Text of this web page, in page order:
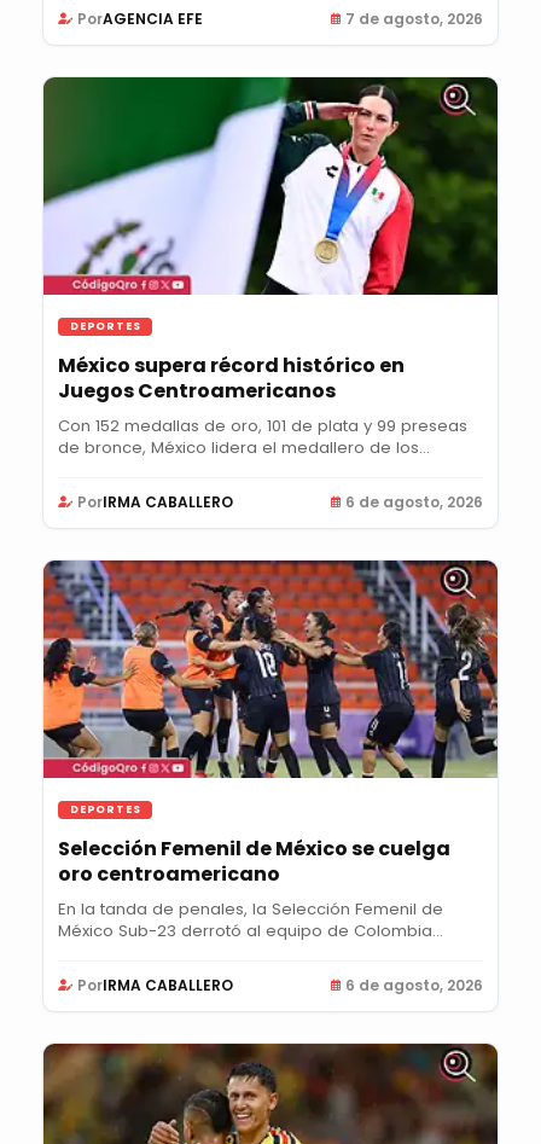
PorAGENCIA EFE 7 de agosto, 2026
DEPORTES
México supera récord histórico en
Juegos Centroamericanos
Con 152 medallas de oro, 101 de plata y 99 preseas
de bronce, México lidera el medallero de los...
PorIRMA CABALLERO 6 de agosto, 2026
DEPORTES
Selección Femenil de México se cuelga
oro centroamericano
En la tanda de penales, la Selección Femenil de
México Sub-23 derrotó al equipo de Colombia
PorIRMA CABALLERO 6 de agosto, 2026